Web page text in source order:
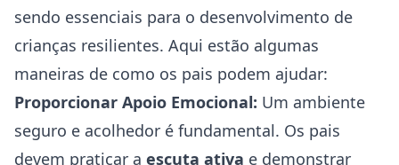
sendo essenciais para o desenvolvimento de
crianças resilientes. Aqui estão algumas
maneiras de como os pais podem ajudar:
Proporcionar Apoio Emocional: Um ambiente
seguro e acolhedor é fundamental. Os pais
devem praticar a escuta ativa e demonstrar